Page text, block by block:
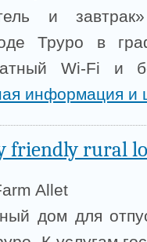
и
Труро в
Wi-Fi и
информация и
friendly rural
Allet
дом для